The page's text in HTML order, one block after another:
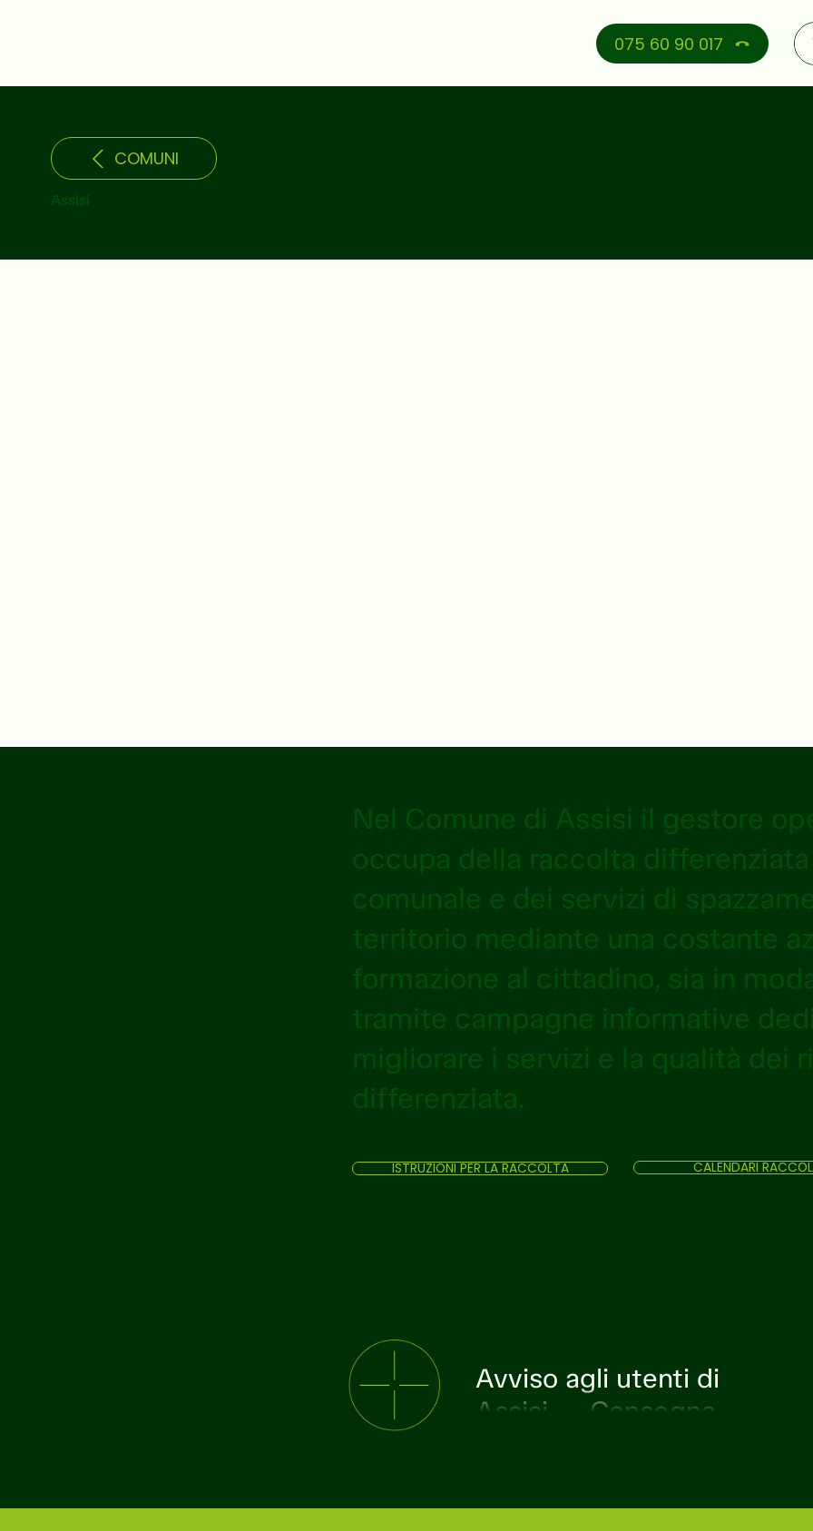
075 60 90 017
COMUNI
Assisi
Nel Comune di Assisi il gestore
occupa della raccolta
comunale e dei servizi di
territorio mediante una costante
formazione al cittadino, sia in
tramite campagne informative
migliorare i servizi e la qualità dei
differenziata.
ISTRUZIONI PER LA RACCOLTA CALENDARI
Avviso agli utenti di
Assisi — Consegna
differenziata